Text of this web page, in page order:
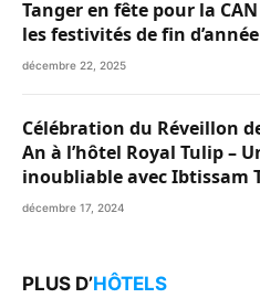
Tanger en fête pour la
les festivités de fin d’année
décembre 22, 2025
Célébration du Réveillon
An à l’hôtel Royal Tulip –
inoubliable avec Ibtissam
Oussama Abdedaim et
décembre 17, 2024
PLUS D’HÔTELS